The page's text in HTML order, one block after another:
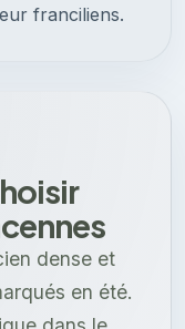
franciliens.
dense et
en été.